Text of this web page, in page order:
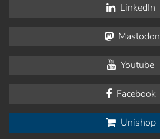
LinkedIn
Mastodon
Youtube
Facebook
Unishop